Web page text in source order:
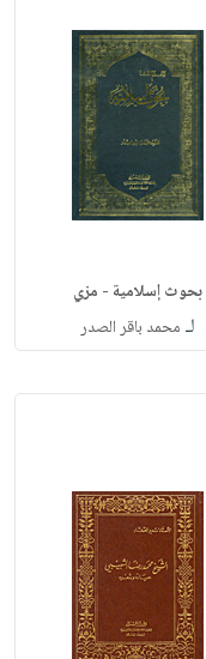
بحوث إسلامية - مزي
لـ محمد باقر الصدر